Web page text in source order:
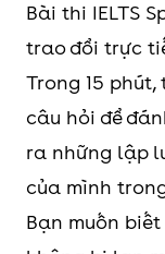
Bài thi IELTS
trao đổi trực
Trong 15
câu hỏi để
ra những lập
của mình
Bạn muốn